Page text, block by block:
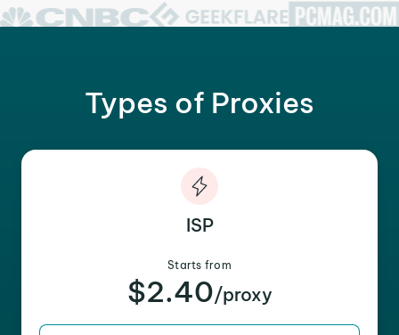
Types of Proxies
ISP
Starts from
$2.40/proxy